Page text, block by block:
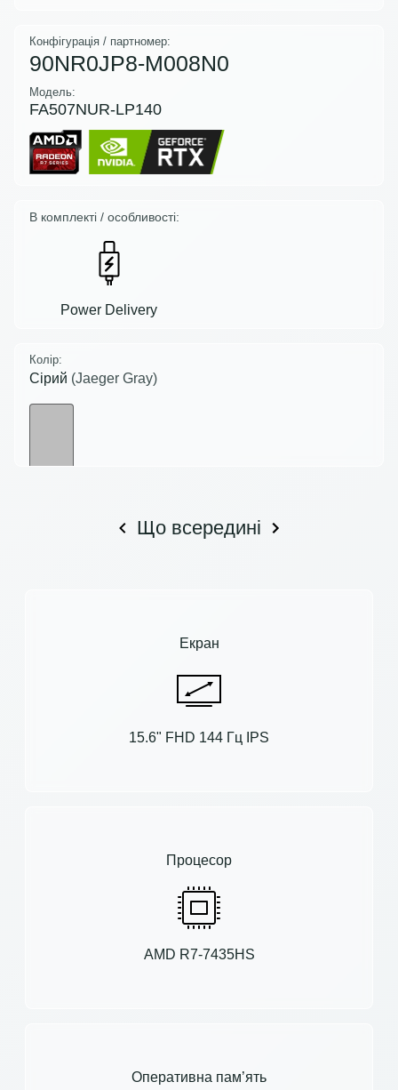
Конфігурація / партномер:
90NR0JP8-M008N0
Модель:
FA507NUR-LP140
В комплекті / особливості:
Power Delivery
Колір:
Сірий (Jaeger Gray)
Що всередині
Екран
15.6" FHD 144 Гц IPS
Процесор
AMD R7-7435HS
Оперативна пам’ять